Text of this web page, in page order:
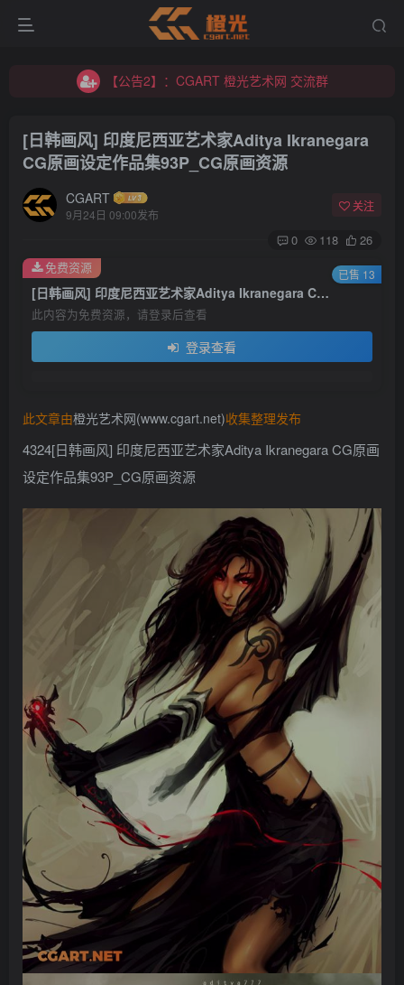
【公告2】：CGART 橙光艺术网 交流群
【公告2】：CGART 橙光艺术网 交流群
[日韩画风] 印度尼西亚艺术家Aditya Ikranegara
CG原画设定作品集93P_CG原画资源
CGART
9月24日 09:00发布
关注
0 118 26
[日韩画风] 印度尼西亚艺术家Aditya Ikranegara CG原画设定作品集93P_CG原画资源
此内容为免费资源，请登录后查看
登录查看
免费资源 已售 13
此文章由橙光艺术网(www.cgart.net)收集整理发布
4324[日韩画风] 印度尼西亚艺术家Aditya Ikranegara CG原画
设定作品集93P_CG原画资源
登录
没有账号？立即注册
用户名/手机号/邮箱
记住登录 找回密码
社交账号登录
QQ登录